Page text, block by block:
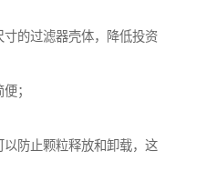
的过滤器壳体，降低投资
；
防止颗粒释放和卸载，这